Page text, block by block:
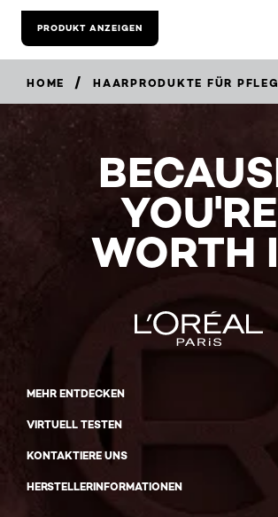
PRODUKT ANZEIGEN
HOME / HAARPRODUKTE FÜR
YOU'RE
WORTH
MEHR ENTDECKEN
VIRTUELL TESTEN
KONTAKTIERE UNS
HERSTELLERINFORMATIONEN